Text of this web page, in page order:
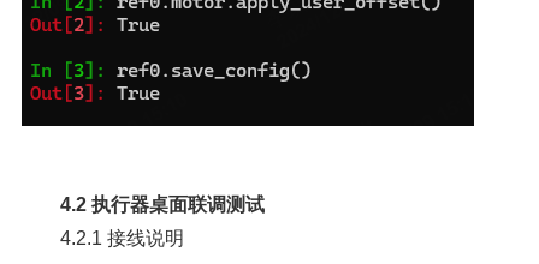
4.2 执行器桌面联调测试
4.2.1 接线说明